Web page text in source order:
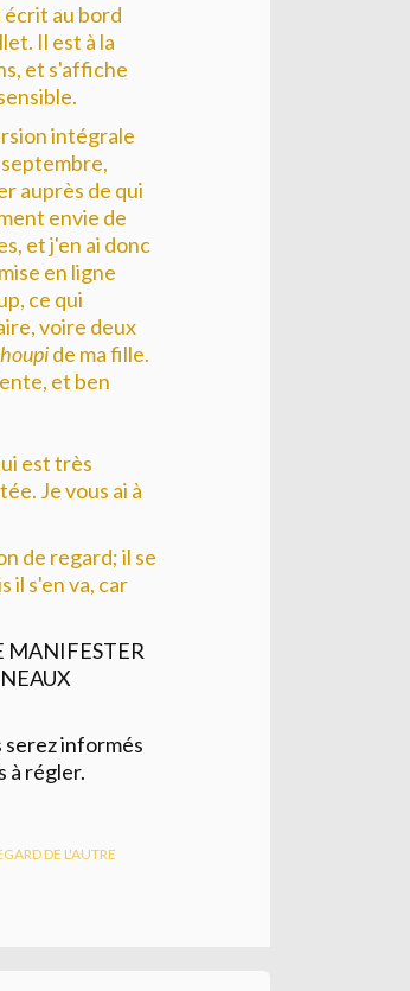
écrit au bord
Il est à la
et s'affiche
intégrale
auprès de qui
envie de
et j'en ai donc
en ligne
ce qui
voire deux
de ma fille.
et ben
est très
Je vous ai à
de regard; il se
il s'en va, car
MANIFESTER
serez informés
à régler.
DE L'AUTRE